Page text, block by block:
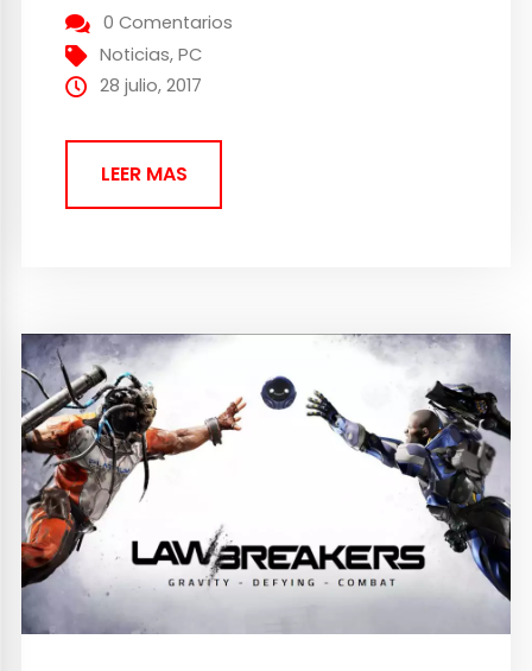
consola para poder echarle el guante a la
secuela de Destiny. Aun así, tendrán la
oportunidad...
0 Comentarios
Noticias,PC
28 julio, 2017
LEER MAS